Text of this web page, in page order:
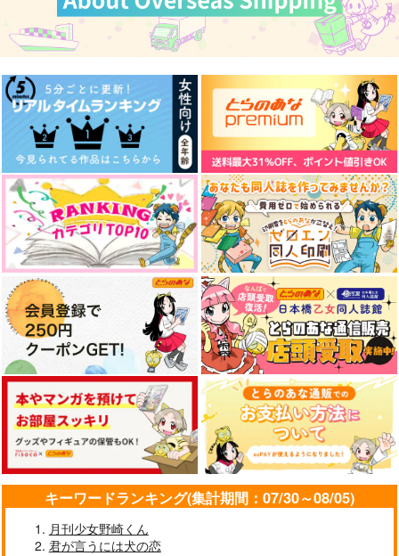
キーワードランキング(集計期間：07/30～08/05)
月刊少女野崎くん
君が言うには犬の恋